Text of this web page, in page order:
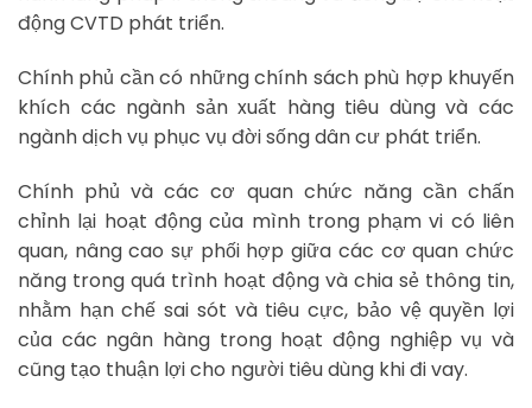
động CVTD phát triển.
Chính phủ cần có những chính sách phù hợp khuyến
khích các ngành sản xuất hàng tiêu dùng và các
ngành dịch vụ phục vụ đời sống dân cư phát triển.
Chính phủ và các cơ quan chức năng cần chấn
chỉnh lại hoạt động của mình trong phạm vi có liên
quan, nâng cao sự phối hợp giữa các cơ quan chức
năng trong quá trình hoạt động và chia sẻ thông tin,
nhằm hạn chế sai sót và tiêu cực, bảo vệ quyền lợi
của các ngân hàng trong hoạt động nghiệp vụ và
cũng tạo thuận lợi cho người tiêu dùng khi đi vay.